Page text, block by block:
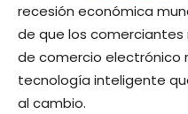
recesión económica
de que los
de comercio electrónico
tecnología inteligente
al cambio.